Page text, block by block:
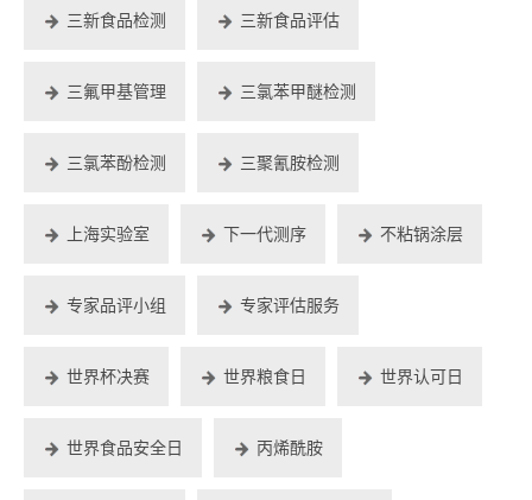
三新食品检测 三新食品评估
三氟甲基管理 三氯苯甲醚检测
三氯苯酚检测 三聚氰胺检测
上海实验室 下一代测序 不粘锅涂层
专家品评小组 专家评估服务
世界杯决赛 世界粮食日 世界认可日
世界食品安全日 丙烯酰胺